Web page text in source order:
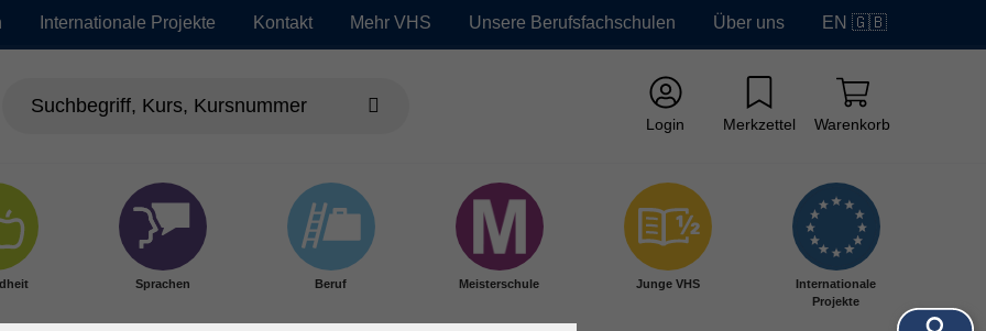
Internationale Projekte Kontakt Mehr VHS Unsere Berufsfachschulen Über uns EN 🇬🇧
Login Merkzettel Warenkorb
Sprachen Beruf Meisterschule Junge VHS
Internationale
Projekte